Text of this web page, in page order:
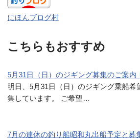
にほんブログ村
こちらもおすすめ
5月31日（日）のジギング募集のご案内
明日、5月31日（日）のジギング乗船希
集しています。 ご希望…
7月の連休の釣り船昭和丸出船予定と募